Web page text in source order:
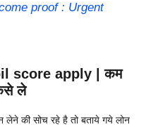
proof : Urgent
score apply | कम
ले
लेने की सोच रहे है तो बताये गये लोन